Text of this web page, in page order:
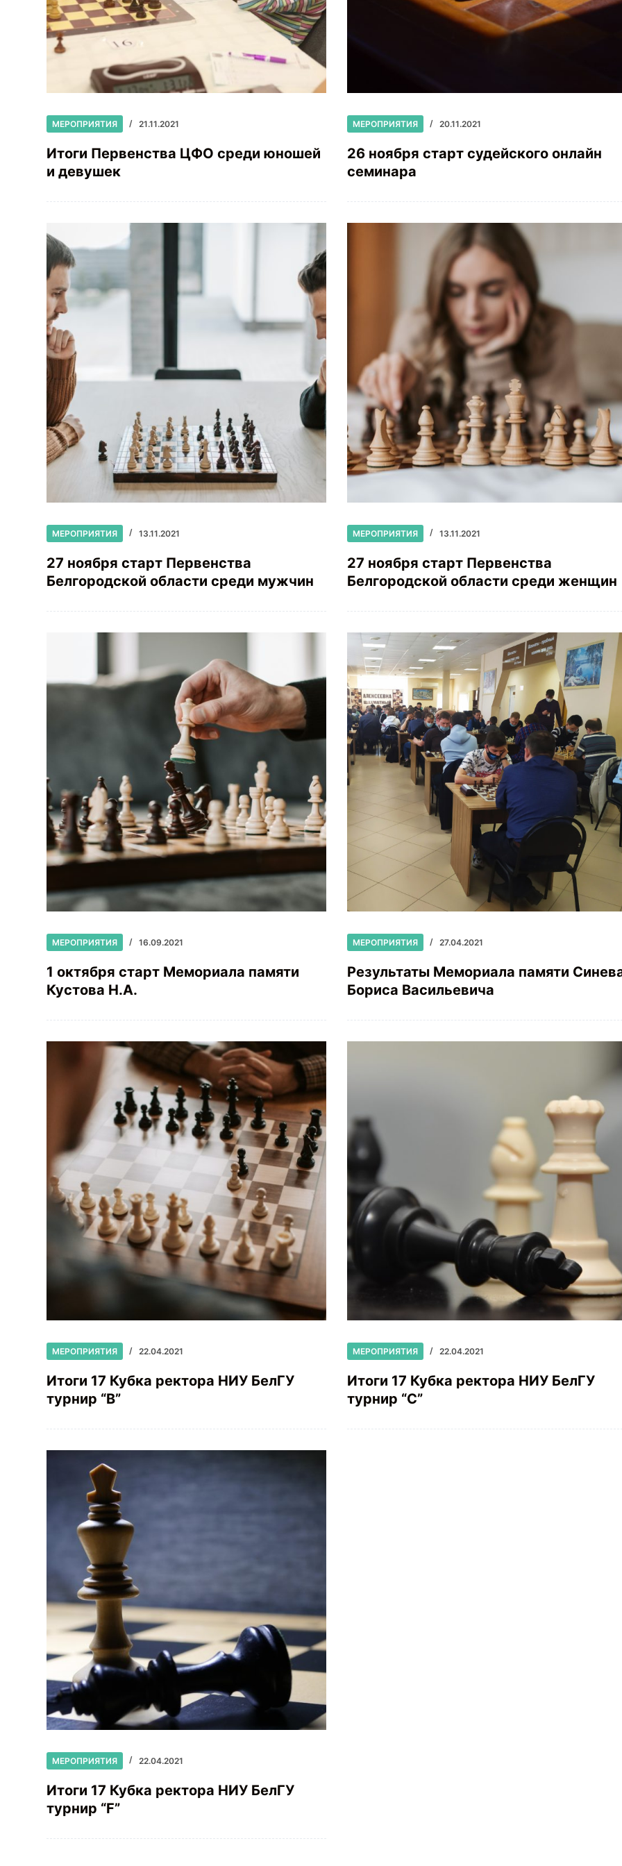
МЕРОПРИЯТИЯ 21.11.2021
Итоги Первенства ЦФО среди юношей
и девушек
МЕРОПРИЯТИЯ 20.11.2021
26 ноября старт судейского онлайн
семинара
МЕРОПРИЯТИЯ 13.11.2021
27 ноября старт Первенства
Белгородской области среди мужчин
МЕРОПРИЯТИЯ 13.11.2021
27 ноября старт Первенства
Белгородской области среди женщин
МЕРОПРИЯТИЯ 16.09.2021
1 октября старт Мемориала памяти
Кустова Н.А.
МЕРОПРИЯТИЯ 27.04.2021
Результаты Мемориала памяти
Бориса Васильевича
МЕРОПРИЯТИЯ 22.04.2021
Итоги 17 Кубка ректора НИУ БелГУ
турнир “В”
МЕРОПРИЯТИЯ 22.04.2021
Итоги 17 Кубка ректора НИУ БелГУ
турнир “C”
МЕРОПРИЯТИЯ 22.04.2021
Итоги 17 Кубка ректора НИУ БелГУ
турнир “F”